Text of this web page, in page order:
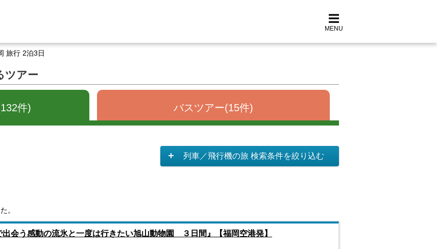
MENU
旅行 2泊3日
ツアー
件) バスツアー(15件)
列車／飛行機の旅 検索条件を絞り込む
。
出会う感動の流氷と一度は行きたい旭山動物園 ３日間』【福岡空港発】